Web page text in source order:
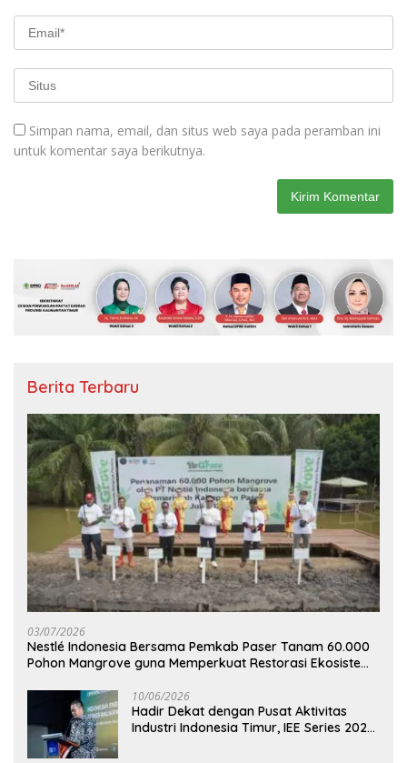
Simpan nama, email, dan situs web saya pada peramban ini
untuk komentar saya berikutnya.
Berita Terbaru
03/07/2026
Nestlé Indonesia Bersama Pemkab Paser Tanam 60.000
Pohon Mangrove guna Memperkuat Restorasi Ekosistem
10/06/2026
Hadir Dekat dengan Pusat Aktivitas
Industri Indonesia Timur, IEE Series 2026